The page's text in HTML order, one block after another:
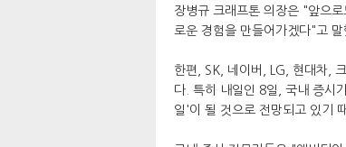
장병규 크래프톤 의장은 "앞으
로운 경험을 만들어가겠다"고 말
한편, SK, 네이버, LG, 현대차,
다. 특히 내일인 8일, 국내 증시
일'이 될 것으로 전망되고 있기